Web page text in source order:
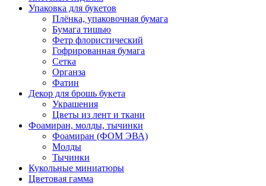
Упаковка для букетов
Плёнка, упаковочная бумага
Бумага тишью
Фетр флористический
Гофрированная бумага
Сетка
Органза
Фатин
Декор для брошь букета
Украшения
Цветы из лент и ткани
Фоамиран, молды, тычинки
Фоамиран (ФОМ ЭВА)
Молды
Тычинки
Кукольные миниатюры
Цветовая гамма